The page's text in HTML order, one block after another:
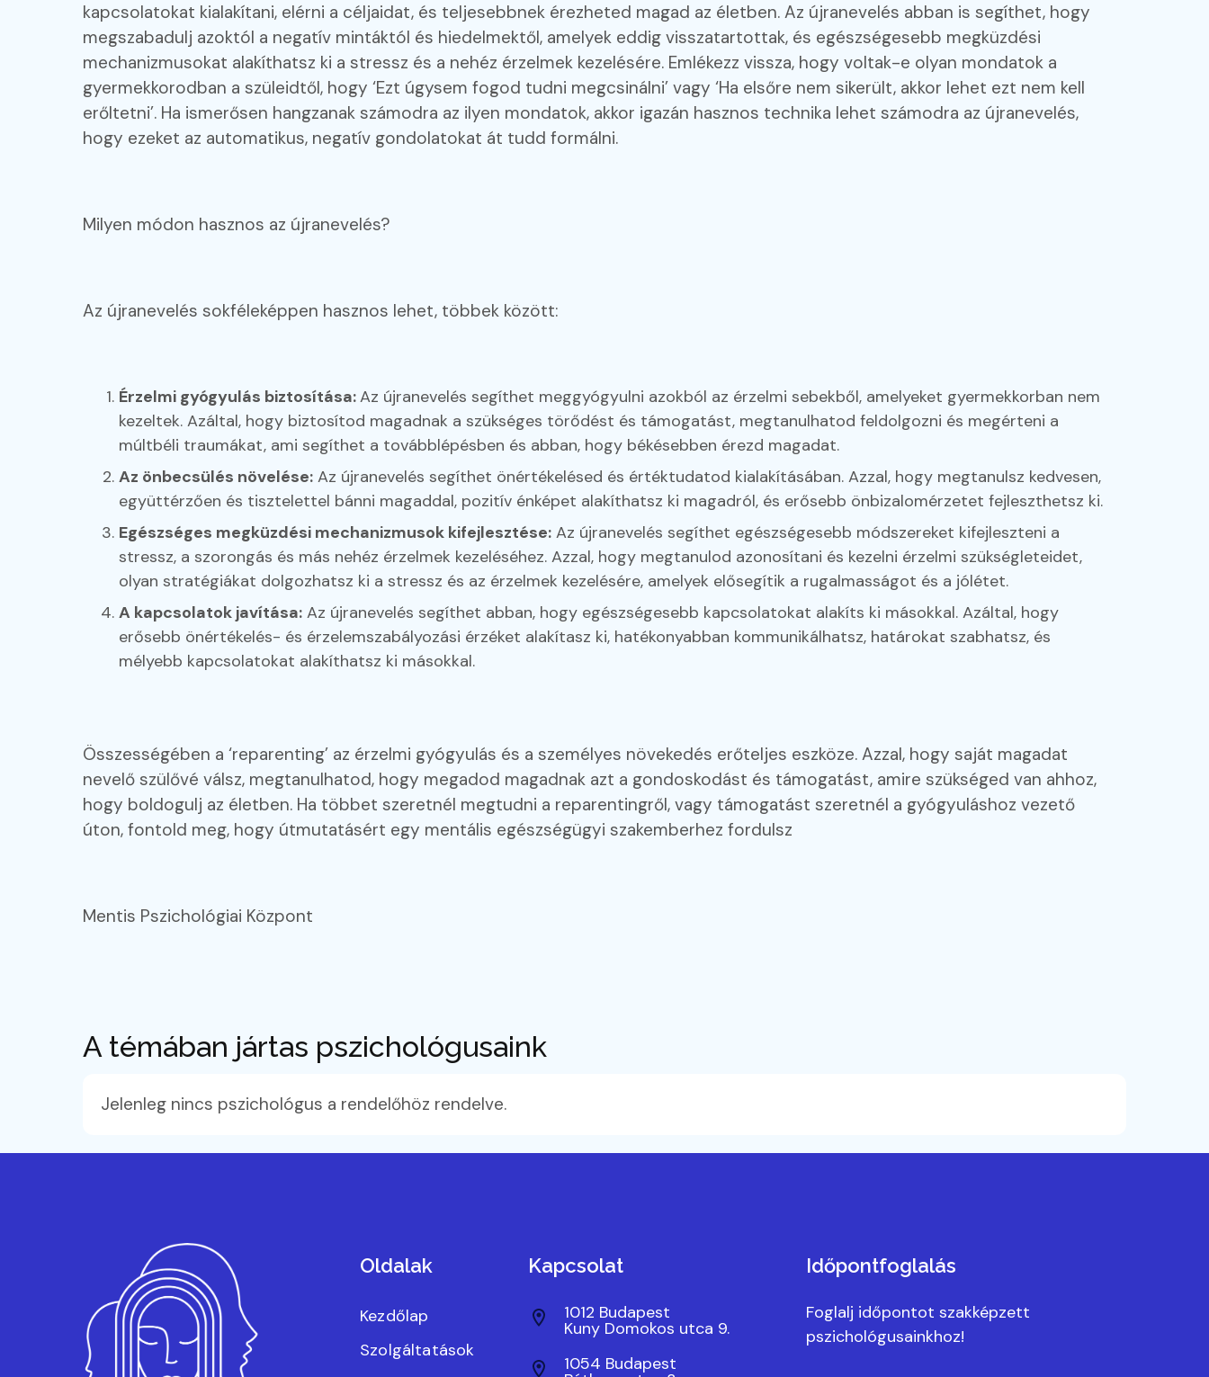
kapcsolatokat kialakítani, elérni a céljaidat, és teljesebbnek érezheted magad az életben. Az újranevelés abban is segíthet, hogy
megszabadulj azoktól a negatív mintáktól és hiedelmektől, amelyek eddig visszatartottak, és egészségesebb megküzdési
mechanizmusokat alakíthatsz ki a stressz és a nehéz érzelmek kezelésére. Emlékezz vissza, hogy voltak-e olyan mondatok a
gyermekkorodban a szüleidtől, hogy ‘Ezt úgysem fogod tudni megcsinálni’ vagy ‘Ha elsőre nem sikerült, akkor lehet ezt nem kell
erőltetni’. Ha ismerősen hangzanak számodra az ilyen mondatok, akkor igazán hasznos technika lehet számodra az újranevelés,
hogy ezeket az automatikus, negatív gondolatokat át tudd formálni.
Milyen módon hasznos az újranevelés?
Az újranevelés sokféleképpen hasznos lehet, többek között:
Érzelmi gyógyulás biztosítása:Az újranevelés segíthet meggyógyulni azokból az érzelmi sebekből, amelyeket gyermekkorban nem
kezeltek. Azáltal, hogy biztosítod magadnak a szükséges törődést és támogatást, megtanulhatod feldolgozni és megérteni a
múltbéli traumákat, ami segíthet a továbblépésben és abban, hogy békésebben érezd magadat.
Az önbecsülés növelése: Az újranevelés segíthet önértékelésed és értéktudatod kialakításában. Azzal, hogy megtanulsz kedvesen,
együttérzően és tisztelettel bánni magaddal, pozitív énképet alakíthatsz ki magadról, és erősebb önbizalomérzetet fejleszthetsz ki.
Egészséges megküzdési mechanizmusok kifejlesztése: Az újranevelés segíthet egészségesebb módszereket kifejleszteni a
stressz, a szorongás és más nehéz érzelmek kezeléséhez. Azzal, hogy megtanulod azonosítani és kezelni érzelmi szükségleteidet,
olyan stratégiákat dolgozhatsz ki a stressz és az érzelmek kezelésére, amelyek elősegítik a rugalmasságot és a jólétet.
A kapcsolatok javítása: Az újranevelés segíthet abban, hogy egészségesebb kapcsolatokat alakíts ki másokkal. Azáltal, hogy
erősebb önértékelés- és érzelemszabályozási érzéket alakítasz ki, hatékonyabban kommunikálhatsz, határokat szabhatsz, és
mélyebb kapcsolatokat alakíthatsz ki másokkal.
Összességében a ‘reparenting’ az érzelmi gyógyulás és a személyes növekedés erőteljes eszköze. Azzal, hogy saját magadat
nevelő szülővé válsz, megtanulhatod, hogy megadod magadnak azt a gondoskodást és támogatást, amire szükséged van ahhoz,
hogy boldogulj az életben. Ha többet szeretnél megtudni a reparentingről, vagy támogatást szeretnél a gyógyuláshoz vezető
úton, fontold meg, hogy útmutatásért egy mentális egészségügyi szakemberhez fordulsz
Mentis Pszichológiai Központ
A témában jártas pszichológusaink
Jelenleg nincs pszichológus a rendelőhöz rendelve.
Oldalak
Kezdőlap
Szolgáltatások
Kapcsolat
1012 Budapest
Kuny Domokos utca 9.
1054 Budapest
Időpontfoglalás
Foglalj időpontot szakképzett
pszichológusainkhoz!